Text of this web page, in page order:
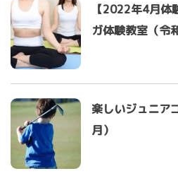
【2022年4月体
ガ体験教室（令
楽しいジュニア
月）